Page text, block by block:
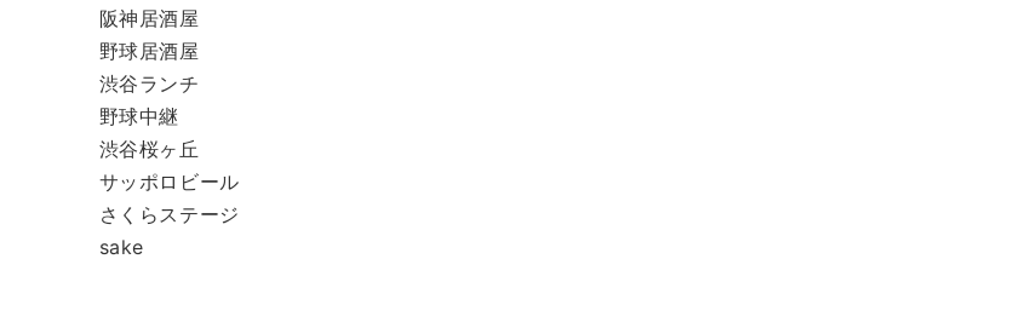
阪神居酒屋
野球居酒屋
渋谷ランチ
野球中継
渋谷桜ヶ丘
サッポロビール
さくらステージ
sake